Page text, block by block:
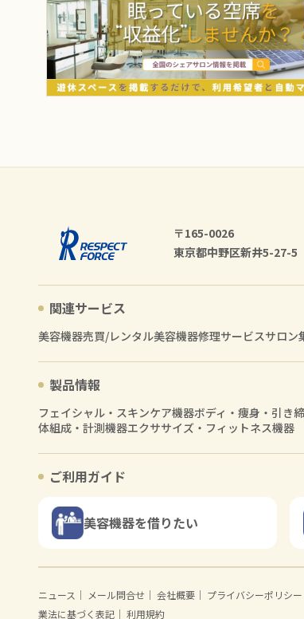
〒165-0026
東京都中野区新井5-27-
関連サービス
美容機器売買/レンタル美容機器修理サービスサロン
製品情報
フェイシャル・スキンケア機器ボディ・痩身・引き
体組成・計測機器エクササイズ・フィットネス機器
ご利用ガイド
美容機器を借りたい
ニュース ｜ メール問合せ ｜ 会社概要 ｜ プライバシーポリシー
業法に基づく表記 ｜ 利用規約